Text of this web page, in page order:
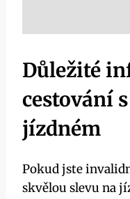
Důležité
cestování
jízdném
Pokud jste
skvělou slevu na